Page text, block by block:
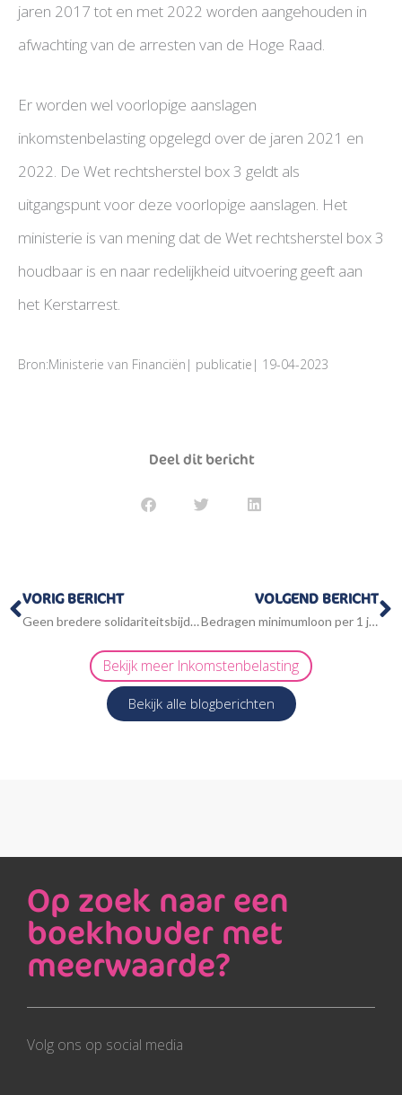
jaren 2017 tot en met 2022 worden aangehouden in
afwachting van de arresten van de Hoge Raad.
Er worden wel voorlopige aanslagen
inkomstenbelasting opgelegd over de jaren 2021 en
2022. De Wet rechtsherstel box 3 geldt als
uitgangspunt voor deze voorlopige aanslagen. Het
ministerie is van mening dat de Wet rechtsherstel box 3
houdbaar is en naar redelijkheid uitvoering geeft aan
het Kerstarrest.
Bron:Ministerie van Financiën| publicatie| 19-04-2023
Deel dit bericht
Vorige
VORIG BERICHT
Geen bredere solidariteitsbijdrage of extra schijf in de vennootschapsbelasting
VOLGEND BERICHT
Bedragen minimumloon per 1 juli 2023
Bekijk meer Inkomstenbelasting
Bekijk alle blogberichten
Op zoek naar een
boekhouder met
meerwaarde?
Volg ons op social media